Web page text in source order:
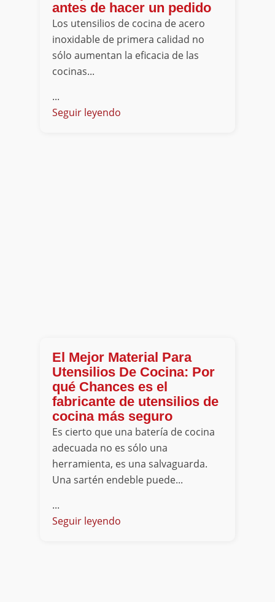
antes de hacer un pedido
Los utensilios de cocina de acero
inoxidable de primera calidad no
sólo aumentan la eficacia de las
cocinas...
...
Seguir leyendo
El Mejor Material Para
Utensilios De Cocina: Por
qué Chances es el
fabricante de utensilios de
cocina más seguro
Es cierto que una batería de cocina
adecuada no es sólo una
herramienta, es una salvaguarda.
Una sartén endeble puede...
...
Seguir leyendo